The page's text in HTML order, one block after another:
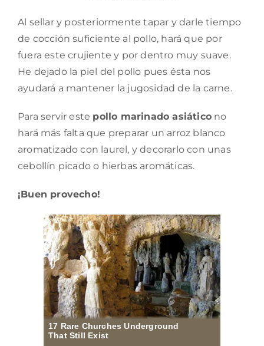
Al sellar y posteriormente tapar y darle tiempo
de cocción suficiente al pollo, hará que por
fuera este crujiente y por dentro muy suave.
He dejado la piel del pollo pues ésta nos
ayudará a mantener la jugosidad de la carne.
Para servir este pollo marinado asiático no
hará más falta que preparar un arroz blanco
aromatizado con laurel, y decorarlo con unas
cebollín picado o hierbas aromáticas.
¡Buen provecho!